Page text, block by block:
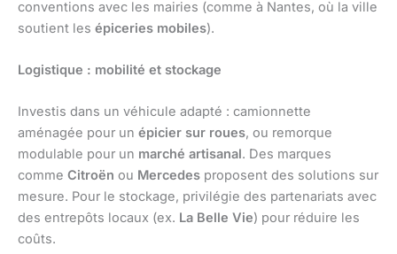
conventions avec les mairies (comme à Nantes, où la ville
soutient les épiceries mobiles).
Logistique : mobilité et stockage
Investis dans un véhicule adapté : camionnette
aménagée pour un épicier sur roues, ou remorque
modulable pour un marché artisanal. Des marques
comme Citroën ou Mercedes proposent des solutions sur
mesure. Pour le stockage, privilégie des partenariats avec
des entrepôts locaux (ex. La Belle Vie) pour réduire les
coûts.